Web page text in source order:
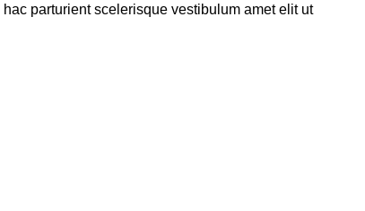
parturient scelerisque vestibulum amet elit ut